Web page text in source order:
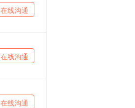
在线沟通
在线沟通
在线沟通